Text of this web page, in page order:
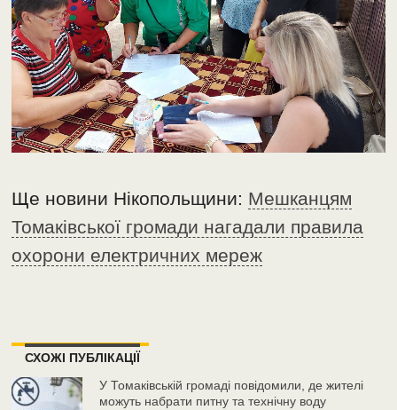
Ще новини Нікопольщини: Мешканцям
Томаківської громади нагадали правила
охорони електричних мереж
СХОЖІ ПУБЛІКАЦІЇ
У Томаківській громаді повідомили, де жителі
можуть набрати питну та технічну воду